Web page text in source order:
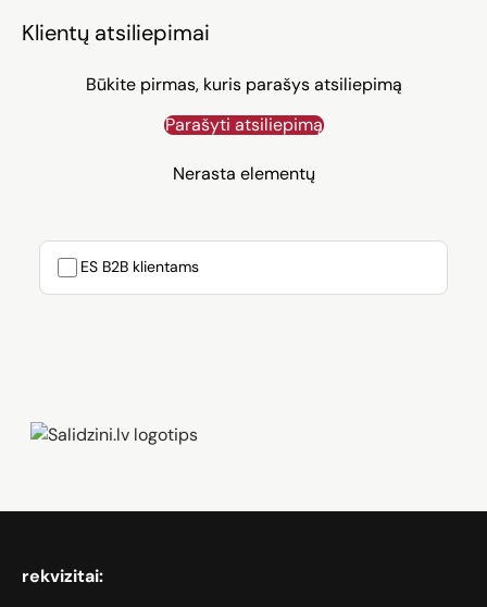
Klientų atsiliepimai
Būkite pirmas, kuris parašys atsiliepimą
Parašyti atsiliepimą
Nerasta elementų
ES B2B klientams
Zāģi, iPhone, Dyson, Mobilie
rekvizitai: